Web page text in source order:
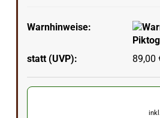
Warnhinweise:
statt (UVP): 89,00